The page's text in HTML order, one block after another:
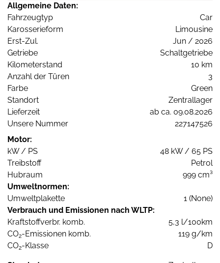
Allgemeine Daten:
Fahrzeugtyp
Car
Karosserieform
Limousine
Erst-Zul.
Jun / 2026
Getriebe
Schaltgetriebe
Kilometerstand
10 km
Anzahl der Türen
3
Farbe
Green
Standort
Zentrallager
Lieferzeit
ab ca. 09.08.2026
Unsere Nummer
227147526
Motor:
kW / PS
48 kW / 65 PS
Treibstoff
Petrol
Hubraum
999 cm³
Umweltnormen:
Umweltplakette
1 (None)
Verbrauch und Emissionen nach WLTP:
Kraftstoffverbr. komb.
5,3 l/100km
CO2-Emissionen komb.
119 g/km
CO2-Klasse D